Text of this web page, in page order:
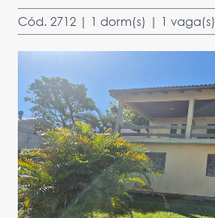
Cód. 2712 | 1 dorm(s) | 1 vaga(s)